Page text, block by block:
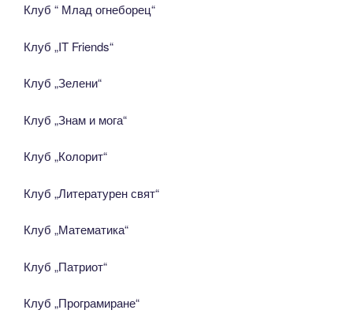
Клуб “ Млад огнеборец“
Клуб „IT Friends“
Клуб „Зелени“
Клуб „Знам и мога“
Клуб „Колорит“
Клуб „Литературен свят“
Клуб „Математика“
Клуб „Патриот“
Клуб „Програмиране“